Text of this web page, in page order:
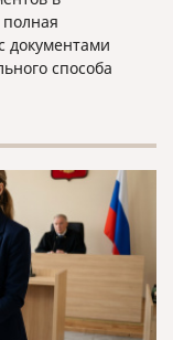
документами
способа